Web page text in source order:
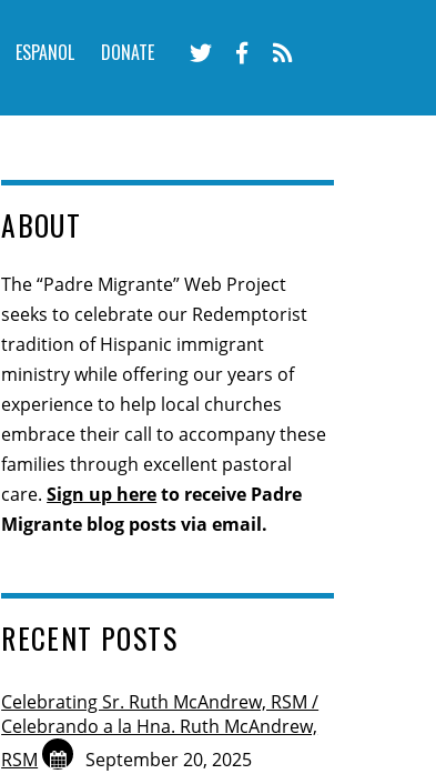
ESPANOL DONATE
ABOUT
The “Padre Migrante” Web Project
seeks to celebrate our Redemptorist
tradition of Hispanic immigrant
ministry while offering our years of
experience to help local churches
embrace their call to accompany these
families through excellent pastoral
care. Sign up hereto receive Padre
Migrante blog posts via email.
RECENT POSTS
Celebrating Sr. Ruth McAndrew, RSM /
Celebrando a la Hna. Ruth McAndrew,
RSM
September 20, 2025